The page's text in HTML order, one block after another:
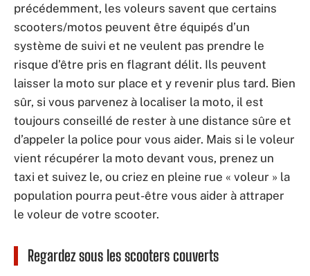
précédemment, les voleurs savent que certains
scooters/motos peuvent être équipés d’un
système de suivi et ne veulent pas prendre le
risque d’être pris en flagrant délit. Ils peuvent
laisser la moto sur place et y revenir plus tard. Bien
sûr, si vous parvenez à localiser la moto, il est
toujours conseillé de rester à une distance sûre et
d’appeler la police pour vous aider. Mais si le voleur
vient récupérer la moto devant vous, prenez un
taxi et suivez le, ou criez en pleine rue « voleur » la
population pourra peut-être vous aider à attraper
le voleur de votre scooter.
Regardez sous les scooters couverts